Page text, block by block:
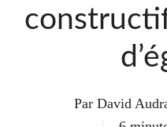
Par David